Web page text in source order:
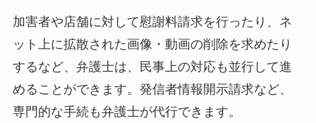
加害者や店舗に対して慰謝料請求を行ったり、ネ
ット上に拡散された画像・動画の削除を求めたり
するなど、弁護士は、民事上の対応も並行して進
めることができます。発信者情報開示請求など、
専門的な手続も弁護士が代行できます。